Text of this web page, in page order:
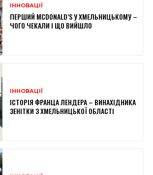
ІННОВАЦІЇ
ПЕРШИЙ MCDONALD’S У ХМЕЛЬНИЦЬКОМУ –
ЧОГО ЧЕКАЛИ І ЩО ВИЙШЛО
ІННОВАЦІЇ
ІСТОРІЯ ФРАНЦА ЛЕНДЕРА – ВИНАХІДНИКА
ЗЕНІТКИ З ХМЕЛЬНИЦЬКОЇ ОБЛАСТІ